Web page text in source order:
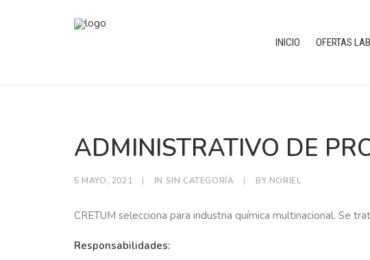
INICIO OFERTAS
ADMINISTRATIVO DE
5 MAYO, 2021 | IN SIN CATEGORÍA | BY NORIEL
CRETUM selecciona para industria química multinacional. Se
Responsabilidades: